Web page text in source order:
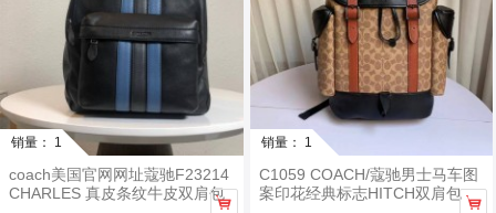
销量： 1
coach美国官网网址蔻驰F23214
CHARLES 真皮条纹牛皮双肩包

销量： 1
C1059 COACH/蔻驰男士马车图
案印花经典标志HITCH双肩包
